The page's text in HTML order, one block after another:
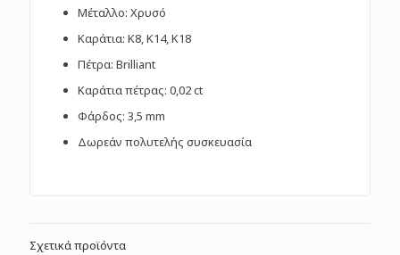
Μέταλλο: Χρυσό
Καράτια: Κ8, Κ14, Κ18
Πέτρα: Brilliant
Καράτια πέτρας: 0,02 ct
Φάρδος: 3,5 mm
Δωρεάν πολυτελής συσκευασία
Σχετικά προϊόντα